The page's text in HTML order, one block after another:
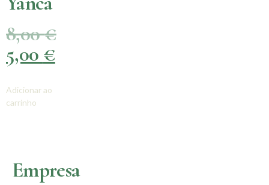
8,00€
5,00 €
Adicionar ao
carrinho
Empresa